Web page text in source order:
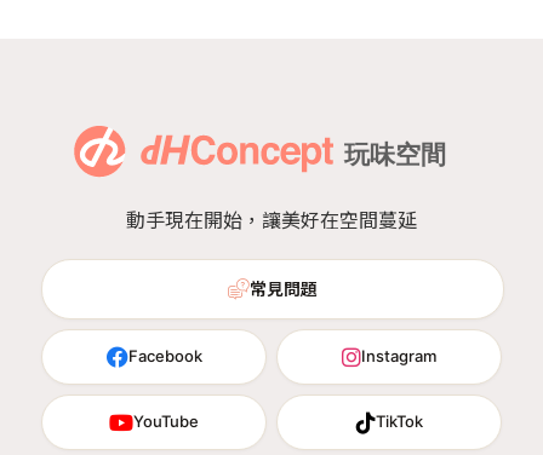
動手現在開始，讓美好在空間蔓延
常見問題
Facebook Instagram
YouTube TikTok